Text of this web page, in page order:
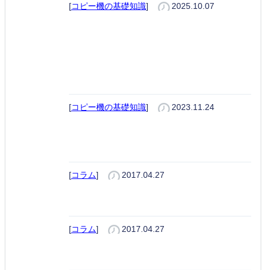
[コピー機の基礎知識] 2025.10.07
[コピー機の基礎知識] 2023.11.24
[コラム] 2017.04.27
[コラム] 2017.04.27